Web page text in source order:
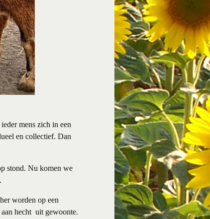
mens zich in een
en collectief. Dan
stond. Nu komen we
worden op een
hecht uit gewoonte.